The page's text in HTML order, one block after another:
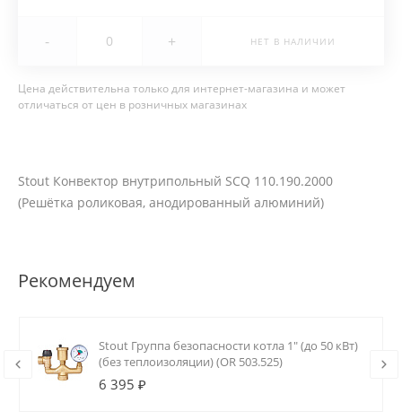
- + НЕТ В НАЛИЧИИ
Цена действительна только для интернет-магазина и может
отличаться от цен в розничных магазинах
Stout Конвектор внутрипольный SCQ 110.190.2000
(Решётка роликовая, анодированный алюминий)
Рекомендуем
Stout Группа безопасности котла 1" (до 50 кВт)
(без теплоизоляции) (OR 503.525)
6 395 ₽